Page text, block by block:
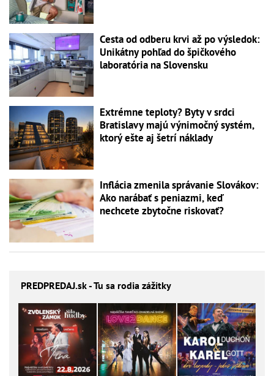
Cesta od odberu krvi až po výsledok:
Unikátny pohľad do špičkového
laboratória na Slovensku
Extrémne teploty? Byty v srdci
Bratislavy majú výnimočný systém,
ktorý ešte aj šetrí náklady
Inflácia zmenila správanie Slovákov:
Ako narábať s peniazmi, keď
nechcete zbytočne riskovať?
PREDPREDAJ.sk - Tu sa rodia zážitky